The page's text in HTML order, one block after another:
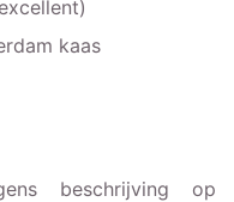
kaas
beschrijving op